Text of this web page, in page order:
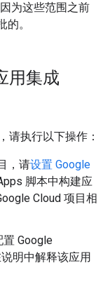
为这些范围之前
。
用集成
请执行以下操作：
，请设置 Google
脚本中构建应
Cloud 项目相
Google
明中解释该应用